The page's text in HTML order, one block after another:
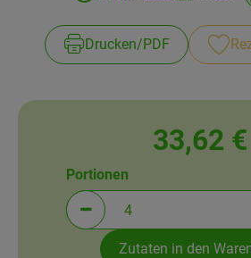
Amperhof-Blog
Zubreitungszeit:
Drucken​/​PDF
33,62 €
Portionen verringern
Portionen
Zutaten in den